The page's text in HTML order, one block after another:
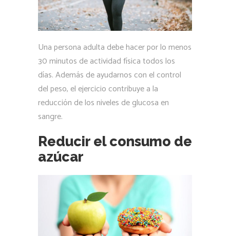
Una persona adulta debe hacer por lo menos
30 minutos de actividad física todos los
días. Además de ayudarnos con el control
del peso, el ejercicio contribuye a la
reducción de los niveles de glucosa en
sangre.
Reducir el consumo de
azúcar